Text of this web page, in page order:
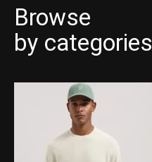
Browse
by categories
Carousel items